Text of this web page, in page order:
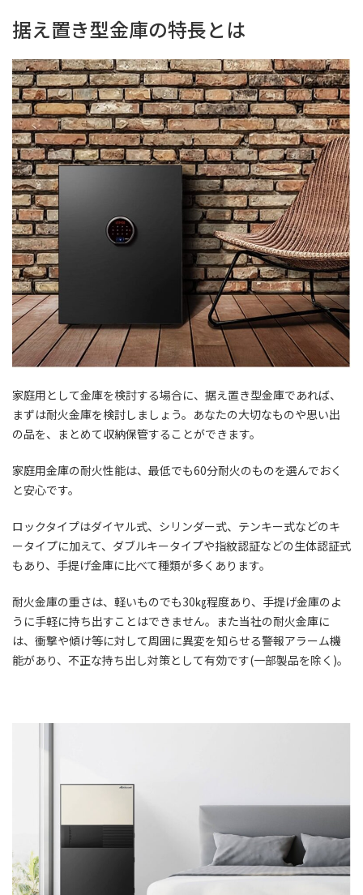
据え置き型金庫の特長とは
家庭用として金庫を検討する場合に、据え置き型金庫であれば、
まずは耐火金庫を検討しましょう。あなたの大切なものや思い出
の品を、まとめて収納保管することができます。
家庭用金庫の耐火性能は、最低でも60分耐火のものを選んでおく
と安心です。
ロックタイプはダイヤル式、シリンダー式、テンキー式などのキ
ータイプに加えて、ダブルキータイプや指紋認証などの生体認証式
もあり、手提げ金庫に比べて種類が多くあります。
耐火金庫の重さは、軽いものでも30㎏程度あり、手提げ金庫のよ
うに手軽に持ち出すことはできません。また当社の耐火金庫に
は、衝撃や傾け等に対して周囲に異変を知らせる警報アラーム機
能があり、不正な持ち出し対策として有効です(一部製品を除く)。